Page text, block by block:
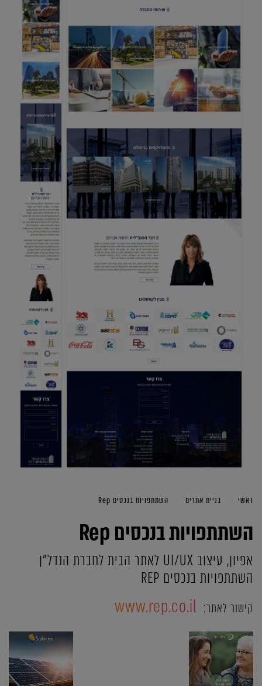
ראשי בניית אתרים השתתפויות בנכסים Rep
השתתפויות בנכסים Rep
אפיון, עיצוב UI/UX לאתר הבית לחברת הנדל"ן
השתתפויות בנכסים REP
קישור לאתר: www.rep.co.il